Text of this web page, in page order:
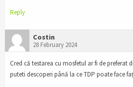
Reply
Costin
28 February 2024
Cred că testarea cu mosfetul ar fi de preferat
puteti descoperi până la ce TDP poate face